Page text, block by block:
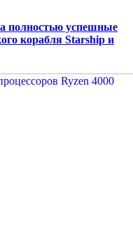
полностью успешные
корабля Starship и